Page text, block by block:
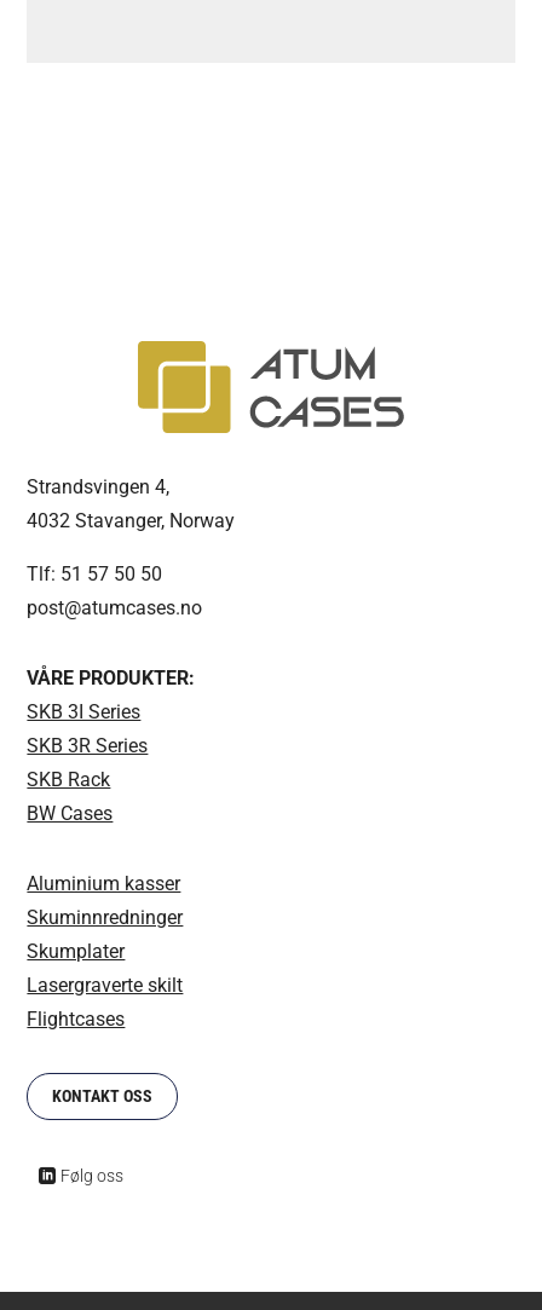
Strandsvingen 4,
4032 Stavanger, Norway
Tlf: 51 57 50 50
post@atumcases.no
VÅRE PRODUKTER:
SKB 3I Series
SKB 3R Series
SKB Rack
BW Cases
Aluminium kasser
Skuminnredninger
Skumplater
Lasergraverte skilt
Flightcases
KONTAKT OSS
Følg oss